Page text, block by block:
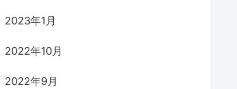
2023年1月
2022年10月
2022年9月